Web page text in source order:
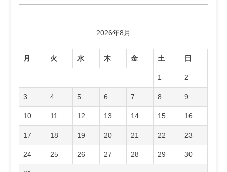
2026年8月
月 火 水 木 金 土 日
1 2
3 4 5 6 7 8 9
10 11 12 13 14 15 16
17 18 19 20 21 22 23
24 25 26 27 28 29 30